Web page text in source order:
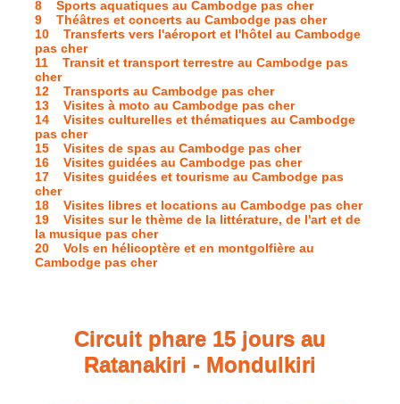
8 Sports aquatiques au Cambodge pas cher
9 Théâtres et concerts au Cambodge pas cher
10 Transferts vers l'aéroport et l'hôtel au Cambodge
pas cher
11 Transit et transport terrestre au Cambodge pas
cher
12 Transports au Cambodge pas cher
13 Visites à moto au Cambodge pas cher
14 Visites culturelles et thématiques au Cambodge
pas cher
15 Visites de spas au Cambodge pas cher
16 Visites guidées au Cambodge pas cher
17 Visites guidées et tourisme au Cambodge pas
cher
18 Visites libres et locations au Cambodge pas cher
19 Visites sur le thème de la littérature, de l'art et de
la musique pas cher
20 Vols en hélicoptère et en montgolfière au
Cambodge pas cher
Circuit phare 15 jours au
Ratanakiri - Mondulkiri